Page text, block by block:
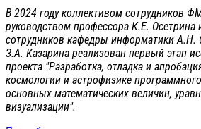
В 2024 году коллективом сотрудников
руководством профессора К.Е. Осетрина
сотрудников кафедры информатики А.Н.
З.А. Казарина реализован первый этап
проекта "Разработка, отладка и
космологии и астрофизике
основных математических величин,
визуализации".